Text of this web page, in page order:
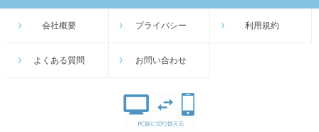
会社概要 プライバシー 利用規約
よくある質問 お問い合わせ